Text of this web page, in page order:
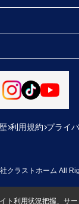
利用規約 プライ
クラストホーム All
ト利用状況把握、サ